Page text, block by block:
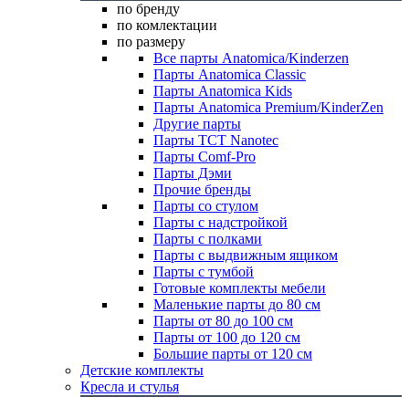
по бренду
по комлектации
по размеру
Все парты Anatomica/Kinderzen
Парты Anatomica Classic
Парты Anatomica Kids
Парты Anatomica Premium/KinderZen
Другие парты
Парты TCT Nanotec
Парты Comf-Pro
Парты Дэми
Прочие бренды
Парты со стулом
Парты с надстройкой
Парты с полками
Парты с выдвижным ящиком
Парты с тумбой
Готовые комплекты мебели
Маленькие парты до 80 см
Парты от 80 до 100 см
Парты от 100 до 120 см
Большие парты от 120 см
Детские комплекты
Кресла и стулья